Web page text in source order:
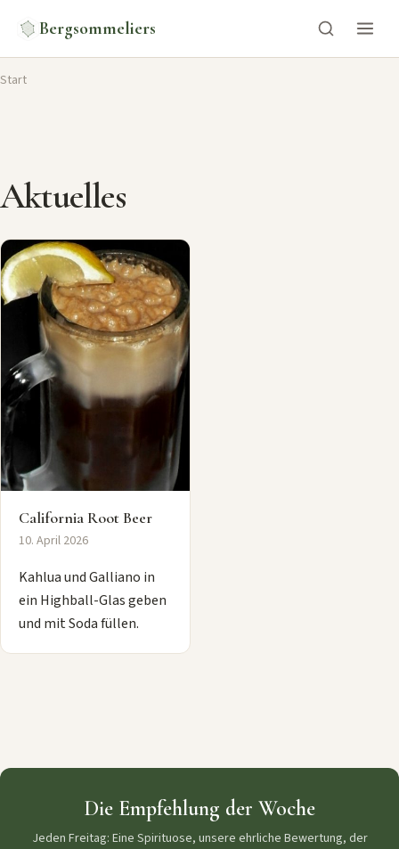
Bergsommeliers
Start
Aktuelles
California Root Beer
10. April 2026
Kahlua und Galliano in
ein Highball-Glas geben
und mit Soda füllen.
Die Empfehlung der Woche
Jeden Freitag: Eine Spirituose, unsere ehrliche Bewertung, der